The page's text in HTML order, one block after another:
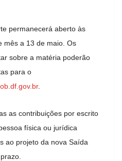
permanecerá aberto às
mês a 13 de maio. Os
sobre a matéria poderão
para o
.
as contribuições por escrito
física ou jurídica
ao projeto da nova Saída